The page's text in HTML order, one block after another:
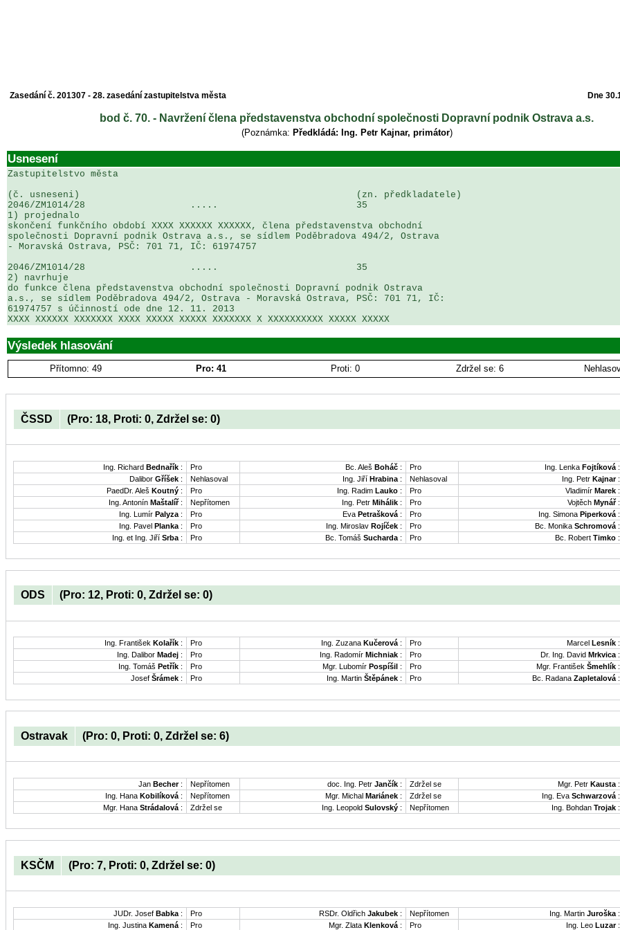
Zasedání č. 201307 - 28. zasedání zastupitelstva města Dne
bod č. 70. - Navržení člena představenstva obchodní společnosti Dopravní podnik Ostrava a.s.
(Poznámka: Předkládá: Ing. Petr Kajnar, primátor)
Usnesení
Zastupitelstvo města
(č. usneseni)                                                  (zn. předkladatele)
2046/ZM1014/28                   .....                         35
1) projednalo
skončení funkčního období XXXX XXXXXX XXXXXX, člena představenstva obchodní
společnosti Dopravní podnik Ostrava a.s., se sídlem Poděbradova 494/2, Ostrava
- Moravská Ostrava, PSČ: 701 71, IČ: 61974757
2046/ZM1014/28                   .....                         35
2) navrhuje
do funkce člena představenstva obchodní společnosti Dopravní podnik Ostrava
a.s., se sídlem Poděbradova 494/2, Ostrava - Moravská Ostrava, PSČ: 701 71, IČ:
61974757 s účinností ode dne 12. 11. 2013
XXXX XXXXXX XXXXXXX XXXX XXXXX XXXXX XXXXXXX X XXXXXXXXXX XXXXX XXXXX
Výsledek hlasování
Přítomno: 49 Pro: 41 Proti: 0 Zdržel se: 6
ČSSD (Pro: 18, Proti: 0, Zdržel se: 0)
Ing. Richard Bednařík : Pro Bc. Aleš Boháč : Pro Ing. Lenka Fojtíková :
Dalibor Gříšek : Nehlasoval Ing. Jiří Hrabina : Nehlasoval Ing. Petr Kajnar:
PaedDr. Aleš Koutný : Pro Ing. Radim Lauko : Pro Vladimír Marek :
Ing. Antonín Maštalíř: Nepřítomen Ing. Petr Mihálik : Pro Vojtěch Mynář:
Ing. Lumír Palyza : Pro Eva Petrašková : Pro Ing. Simona Piperková :
Ing. Pavel Planka : Pro Ing. Miroslav Rojíček : Pro Bc. Monika Schromová :
Ing. et Ing. Jiří Srba : Pro Bc. Tomáš Sucharda : Pro Bc. Robert Timko :
ODS (Pro: 12, Proti: 0, Zdržel se: 0)
Ing. František Kolařík : Pro Ing. Zuzana Kučerová: Pro Marcel Lesník :
Ing. Dalibor Madej : Pro Ing. Radomír Michniak : Pro Dr. Ing. David Mrkvica:
Ing. Tomáš Petřík : Pro Mgr. Lubomír Pospíšil : Pro Mgr. František Šmehlík :
Josef Šrámek : Pro Ing. Martin Štěpánek : Pro Bc. Radana Zapletalová:
Ostravak (Pro: 0, Proti: 0, Zdržel se: 6)
Jan Becher: Nepřítomen doc. Ing. Petr Jančík : Zdržel se Mgr. Petr Kausta :
Ing. Hana Kobilíková : Nepřítomen Mgr. Michal Mariánek : Zdržel se Ing. Eva Schwarzová :
Mgr. Hana Strádalová : Zdržel se Ing. Leopold Sulovský : Nepřítomen Ing. Bohdan Trojak :
KSČM (Pro: 7, Proti: 0, Zdržel se: 0)
JUDr. Josef Babka : Pro RSDr. Oldřich Jakubek : Nepřítomen Ing. Martin Juroška :
Ing. Justina Kamená : Pro Mgr. Zlata Klenková : Pro Ing. Leo Luzar: